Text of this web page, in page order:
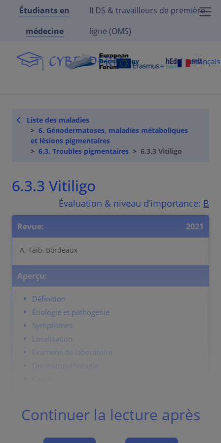
Étudiants en
médecine
ILDS & travailleurs de première
ligne (OMS)
Liste des maladies
6. Génodermatoses, maladies métaboliques
et lésions pigmentaires
6.3. Troubles pigmentaires
6.3.3 Vitiligo
6.3.3 Vitiligo
Évaluation & niveau d’importance: B
Revue: 2021
A. Taib, Bordeaux
Aperçu:
Définition
Étiologie et pathogénie
Symptomes
Localisation
Examens de laboratoire
Diagnostic differentiel
Continuer la lecture après